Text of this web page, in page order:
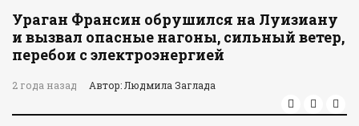
Ураган Франсин обрушился на Луизиану
и вызвал опасные нагоны, сильный ветер,
перебои с электроэнергией
2 года назад Автор: Людмила Заглада